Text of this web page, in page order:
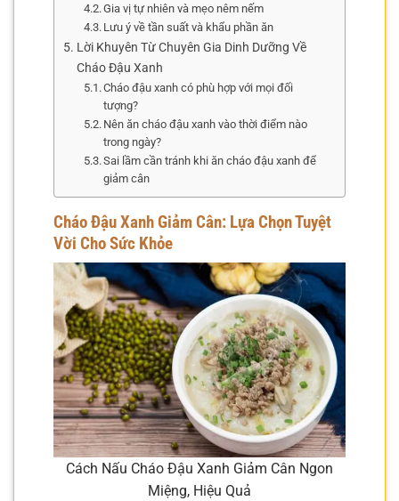
Gia vị tự nhiên và mẹo nêm nếm
Lưu ý về tần suất và khẩu phần ăn
Lời Khuyên Từ Chuyên Gia Dinh Dưỡng Về
Cháo Đậu Xanh
Cháo đậu xanh có phù hợp với mọi đối
tượng?
Nên ăn cháo đậu xanh vào thời điểm nào
trong ngày?
Sai lầm cần tránh khi ăn cháo đậu xanh để
giảm cân
Cháo Đậu Xanh Giảm Cân: Lựa Chọn Tuyệt
Vời Cho Sức Khỏe
Cách Nấu Cháo Đậu Xanh Giảm Cân Ngon
Miệng, Hiệu Quả